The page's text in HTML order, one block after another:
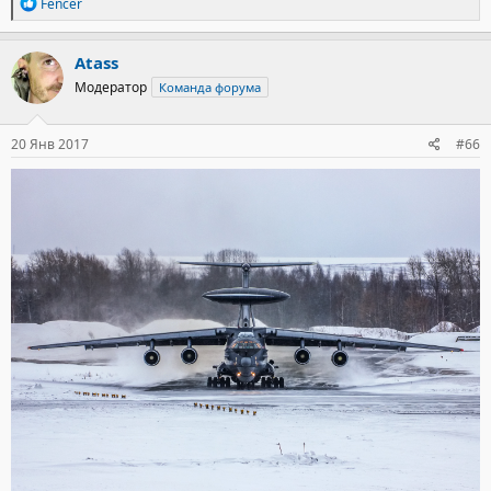
е
а
к
ц
и
и
:
Fencer
Atass
Модератор Команда форума
20 Янв 2017 #66